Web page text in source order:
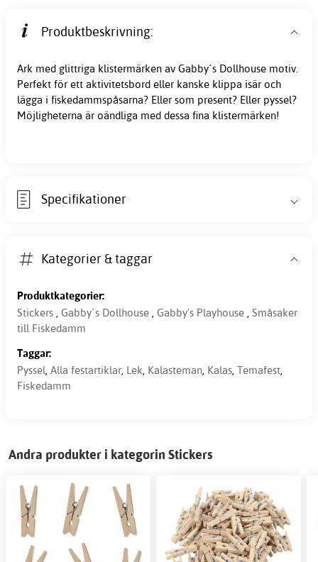
Produktbeskrivning:
Ark med glittriga klistermärken av Gabby´s Dollhouse motiv.
Perfekt för ett aktivitetsbord eller kanske klippa isär och
lägga i fiskedammspåsarna? Eller som present? Eller pyssel?
Möjligheterna är oändliga med dessa fina klistermärken!
Specifikationer
Kategorier & taggar
Produktkategorier:
Stickers , Gabby´s Dollhouse , Gabby's Playhouse , Småsaker
till Fiskedamm
Taggar:
Pyssel, Alla festartiklar, Lek, Kalasteman, Kalas, Temafest,
Fiskedamm
Andra produkter i kategorin Stickers